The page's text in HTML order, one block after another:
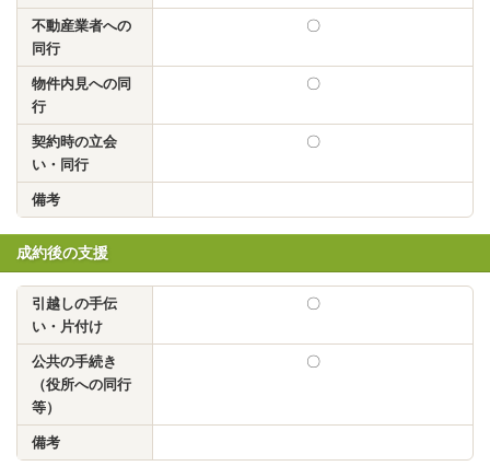
不動産業者への
同行
〇
物件内見への同
行
〇
契約時の立会
い・同行
〇
備考
成約後の支援
引越しの手伝
い・片付け
〇
公共の手続き
（役所への同行
等）
〇
備考